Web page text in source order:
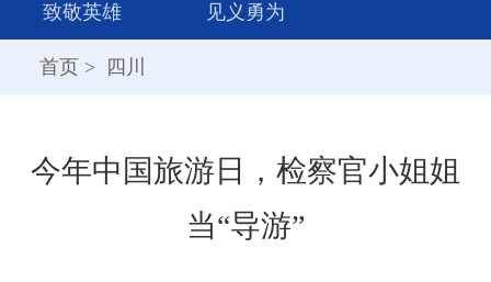
致敬英雄
见义勇为
首页 > 四川
今年中国旅游日，检察官小姐姐
当“导游”